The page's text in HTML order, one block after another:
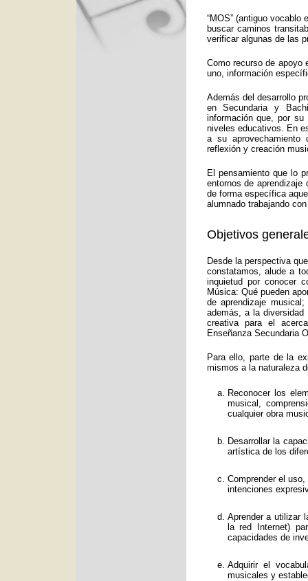
“MOS” (antiguo
buscar caminos
verificar algunas de las
Como recurso de
uno, información
Además del desarrollo
en Secundaria y
información que, por
niveles educativos. En
a su aprovechamiento
reflexión y creación
El pensamiento que lo
entornos de aprendizaje
de forma específica
alumnado trabajando
Objetivos
Desde la perspectiva
constatamos, alude a
inquietud por conocer
Música: Qué pueden
de aprendizaje
además, a la
creativa para el
Enseñanza Secundaria
Para ello, parte de la
mismos a la naturaleza
Reconocer los
musical,
cualquier obra
Desarrollar la
artística de los
Comprender el
intenciones
Aprender a utilizar
la red Internet)
capacidades de
Adquirir el
musicales y